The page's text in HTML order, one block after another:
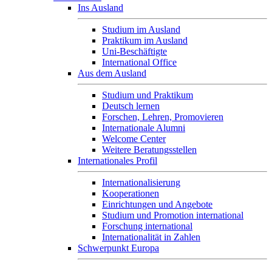
Ins Ausland
Studium im Ausland
Praktikum im Ausland
Uni-Beschäftigte
International Office
Aus dem Ausland
Studium und Praktikum
Deutsch lernen
Forschen, Lehren, Promovieren
Internationale Alumni
Welcome Center
Weitere Beratungsstellen
Internationales Profil
Internationalisierung
Kooperationen
Einrichtungen und Angebote
Studium und Promotion international
Forschung international
Internationalität in Zahlen
Schwerpunkt Europa